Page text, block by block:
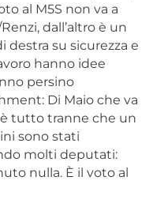
al M5S non va a
dall’altro è un
su sicurezza e
hanno idee
persino
Di Maio che va
è tutto tranne che un
sono stati
molti deputati:
nulla. È il voto al